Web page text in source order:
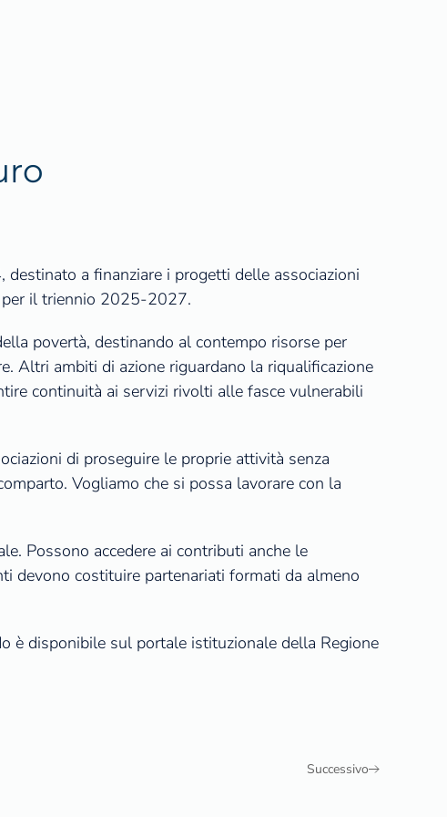
a finanziare i progetti delle associazioni
per il triennio 2025-2027.
povertà, destinando al contempo risorse per
Altri ambiti di azione riguardano la riqualificazione
continuità ai servizi rivolti alle fasce vulnerabili
di proseguire le proprie attività senza
Vogliamo che si possa lavorare con la
Possono accedere ai contributi anche le
devono costituire partenariati formati da almeno
è disponibile sul portale istituzionale della Regione
Successivo